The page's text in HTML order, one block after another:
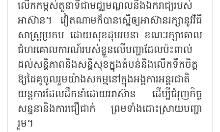
លើកកម្ពស់តួនាទីជាមជ្ឈមណ្ឌលនិងឯករាជ្យរបស់
អាស៊ាន។ វៀតណាមក៏បានស្នើឲ្យអាស៊ានរក្សានូវវិធី
សាស្រ្តប្រកប ដោយសុខដុមរមនា ខណៈរក្សាគោល
ជំហរគោលការណ៍របស់ខ្លួនលើបញ្ហាដែលប៉ះពាល់
ដល់សន្តិភាពនិងសន្តិសុខក្នុងតំបន់និងលើកទឹកចិត្ត
ឱ្យដៃគូចូលរួមយ៉ាងសកម្មនៅក្នុងអង្គការអន្តរជាតិ
យន្តការដែលដឹកនាំដោយអាស៊ាន ដើម្បីជំរុញកិច្ច
សន្ទនានិងការជឿជាក់ ព្រមទាំងដោះស្រាយបញ្ហា
រួម។